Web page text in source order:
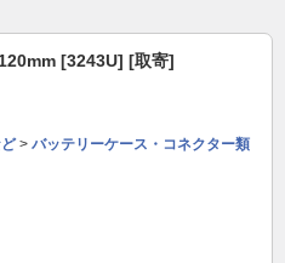
[3243U] [取寄]
> バッテリーケース・コネクター類